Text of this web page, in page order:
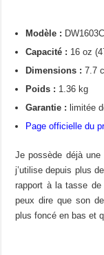
Modèle :
Capacité : 16 oz
Dimensions : 7.7
Poids : 1.36 kg
Garantie :limitée
Page officielle du
Je possède déjà une
j’utilise depuis plus
rapport à la tasse de
peux dire que son
plus foncé en bas et